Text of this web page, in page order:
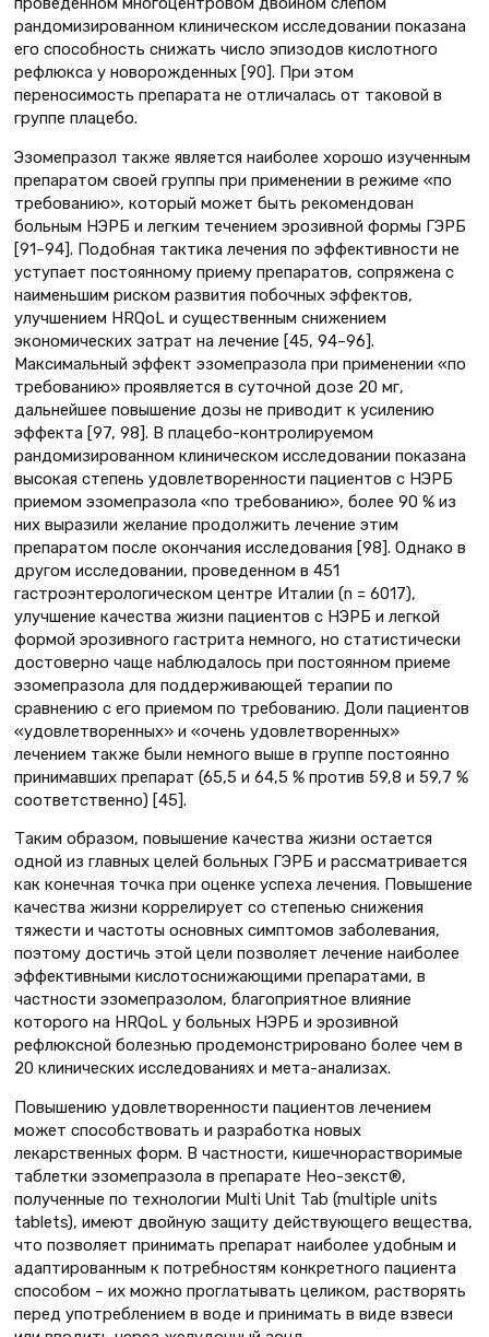
рандомизированном клиническом исследовании показана
его способность снижать число эпизодов кислотного
рефлюкса у новорожденных [90]. При этом
переносимость препарата не отличалась от таковой в
группе плацебо.
Эзомепразол также является наиболее хорошо изученным
препаратом своей группы при применении в режиме «по
требованию», который может быть рекомендован
больным НЭРБ и легким течением эрозивной формы ГЭРБ
[91–94]. Подобная тактика лечения по эффективности не
уступает постоянному приему препаратов, сопряжена с
наименьшим риском развития побочных эффектов,
улучшением HRQoL и существенным снижением
экономических затрат на лечение [45, 94–96].
Максимальный эффект эзомепразола при применении «по
требованию» проявляется в суточной дозе 20 мг,
дальнейшее повышение дозы не приводит к усилению
эффекта [97, 98]. В плацебо-контролируемом
рандомизированном клиническом исследовании показана
высокая степень удовлетворенности пациентов с НЭРБ
приемом эзомепразола «по требованию», более 90 % из
них выразили желание продолжить лечение этим
препаратом после окончания исследования [98]. Однако в
другом исследовании, проведенном в 451
гастроэнтерологическом центре Италии (n = 6017),
улучшение качества жизни пациентов с НЭРБ и легкой
формой эрозивного гастрита немного, но статистически
достоверно чаще наблюдалось при постоянном приеме
эзомепразола для поддерживающей терапии по
сравнению с его приемом по требованию. Доли пациентов
«удовлетворенных» и «очень удовлетворенных»
лечением также были немного выше в группе постоянно
принимавших препарат (65,5 и 64,5 % против 59,8 и 59,7 %
соответственно) [45].
Таким образом, повышение качества жизни остается
одной из главных целей больных ГЭРБ и рассматривается
как конечная точка при оценке успеха лечения. Повышение
качества жизни коррелирует со степенью снижения
тяжести и частоты основных симптомов заболевания,
поэтому достичь этой цели позволяет лечение наиболее
эффективными кислотоснижающими препаратами, в
частности эзомепразолом, благоприятное влияние
которого на HRQoL у больных НЭРБ и эрозивной
рефлюксной болезнью продемонстрировано более чем в
20 клинических исследованиях и мета-анализах.
Повышению удовлетворенности пациентов лечением
может способствовать и разработка новых
лекарственных форм. В частности, кишечнорастворимые
таблетки эзомепразола в препарате Нео-зекст®,
полученные по технологии Multi Unit Tab (multiple units
tablets), имеют двойную защиту действующего вещества,
что позволяет принимать препарат наиболее удобным и
адаптированным к потребностям конкретного пациента
способом – их можно проглатывать целиком, растворять
перед употреблением в воде и принимать в виде взвеси